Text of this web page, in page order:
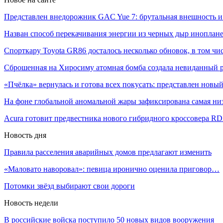
Представлен внедорожник GAC Yue 7: брутальная внешность
Назван способ перекачивания энергии из черных дыр
Спорткару Toyota GR86 досталось несколько обновок, в том
Сброшенная на Хиросиму атомная бомба создала невиданный
«Пчёлка» вернулась и готова всех покусать: представлен
На фоне глобальной аномальной жары зафиксирована самая
Acura готовит предвестника нового гибридного кроссовера
Новость дня
Правила расселения аварийных домов предлагают изменить
«Маловато наворовал»: певица иронично оценила приговор…
Потомки звёзд выбирают свои дороги
Новость недели
В российские войска поступило 50 новых видов вооружения